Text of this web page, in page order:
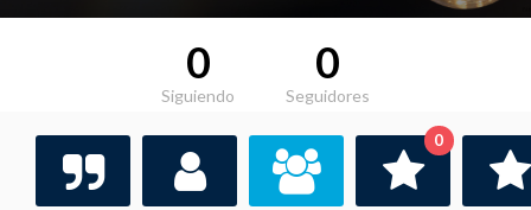
0
Siguiendo
0
Seguidores
0